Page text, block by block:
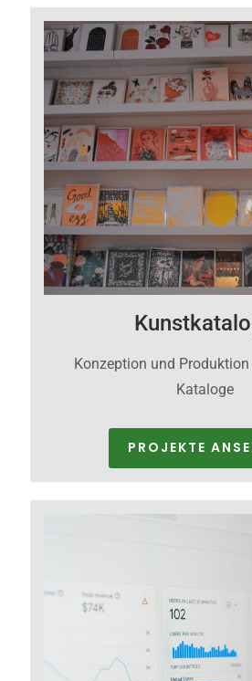
Konzeption und
Kataloge
PROJEKTE